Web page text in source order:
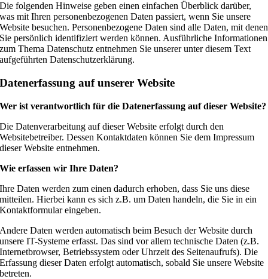
Die folgenden Hinweise geben einen einfachen Überblick darüber,
was mit Ihren personenbezogenen Daten passiert, wenn Sie unsere
Website besuchen. Personenbezogene Daten sind alle Daten, mit denen
Sie persönlich identifiziert werden können. Ausführliche Informationen
zum Thema Datenschutz entnehmen Sie unserer unter diesem Text
aufgeführten Datenschutzerklärung.
Datenerfassung auf unserer Website
Wer ist verantwortlich für die Datenerfassung auf dieser Website?
Die Datenverarbeitung auf dieser Website erfolgt durch den
Websitebetreiber. Dessen Kontaktdaten können Sie dem Impressum
dieser Website entnehmen.
Wie erfassen wir Ihre Daten?
Ihre Daten werden zum einen dadurch erhoben, dass Sie uns diese
mitteilen. Hierbei kann es sich z.B. um Daten handeln, die Sie in ein
Kontaktformular eingeben.
Andere Daten werden automatisch beim Besuch der Website durch
unsere IT-Systeme erfasst. Das sind vor allem technische Daten (z.B.
Internetbrowser, Betriebssystem oder Uhrzeit des Seitenaufrufs). Die
Erfassung dieser Daten erfolgt automatisch, sobald Sie unsere Website
betreten.